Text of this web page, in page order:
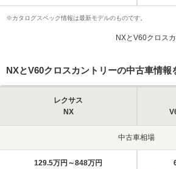
※カタログスペック情報は最新モデルのものです。
NXとV60クロス
NXとV60クロスカントリーの中古車情報
レクサス
NX
中古車相場
129.5万円～848万円